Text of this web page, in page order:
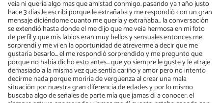
veia ni quería algo mas que amistad conmigo. pasando ya 1 año justo
hace 3 días le escribi porque le extrañaba y me respondió con un gran
mensaje diciéndome cuanto me quería y extrañaba... la conversación
se extendió hasta donde el me dijo que me veia hermosa en mi foto
de perfil y que mis labios eran muy bellos y sensuales entonces me
sorprendí y me vi en la oportunidad de atreverme a decir que me
gustaría besarlo... el me respondió sorprendido y me pregunto que
porque no había dicho esto antes... que yo siempre le guste y le atraje
demasiado a la misma vez que sentía cariño y amor pero no intento
decirme nada porque moriría de vergüenza al crear una mala
situación por nuestra gran diferencia de edades y por lo mismo
buscaba algo de señales de parte mía que jamas di a conocer. el